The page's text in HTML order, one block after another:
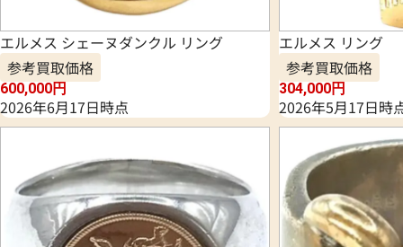
エルメス シェーヌダンクル リング
参考買取価格
600,000円
2026年6月17日時点
エルメス リング
参考買取価格
304,000円
2026年5月17日時